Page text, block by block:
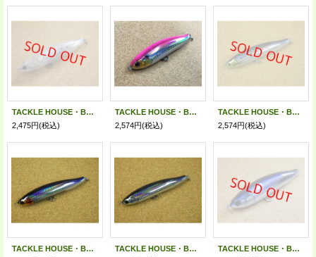
TACKLE HOUSE・BRITT. CBP120SW/ドット
2,475円(税込)
TACKLE HOUSE・BRITT. CBP145SW/ピンクバック
2,574円(税込)
TACKLE HOUSE・BRITT. CBP145SW/イワシ
2,574円(税込)
TACKLE HOUSE・BRITT. CBP145SW/セグロカタクチ
TACKLE HOUSE・BRITT. CBP145SW/サンマ
TACKLE HOUSE・BRITT. CBP145SW/マグロ